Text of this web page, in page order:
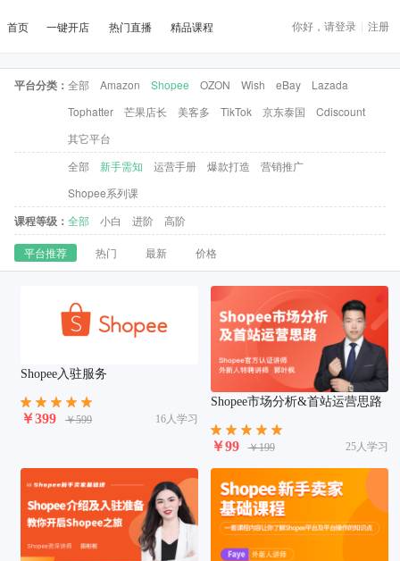
首页 一键开店 热门直播 精品课程 你好，请登录 | 注册
平台分类： 全部 Amazon Shopee OZON Wish eBay
Lazada
Tophatter
芒果店长 美客多 TikTok 京东泰国
Cdiscount
其它平台
全部
新手需知 运营手册 爆款打造
营销推广
Shopee系列课
课程等级： 全部 小白 进阶 高阶
平台推荐 热门 最新 价格
Shopee入驻服务
￥399 ￥599 16人学习
Shopee市场分析&首站运营思路
￥99 ￥199 25人学习